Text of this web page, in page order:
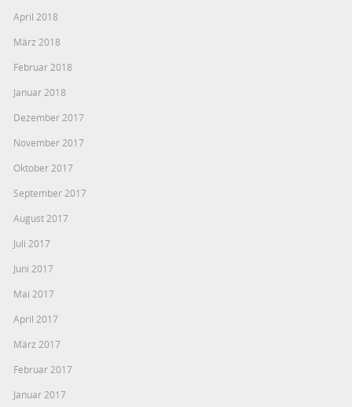
April 2018
März 2018
Februar 2018
Januar 2018
Dezember 2017
November 2017
Oktober 2017
September 2017
August 2017
Juli 2017
Juni 2017
Mai 2017
April 2017
März 2017
Februar 2017
Januar 2017